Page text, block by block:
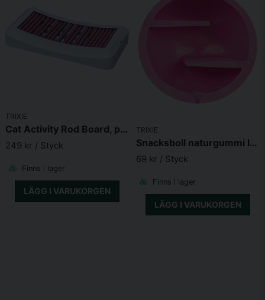
TRIXIE
Cat Activity Rod Board, plast, 35 x 19.5 cm
249 kr / Styck
Finns i lager
LÄGG I VARUKORGEN
TRIXIE
Snacksboll naturgummi labyrint
69 kr / Styck
Finns i lager
LÄGG I VARUKORGEN